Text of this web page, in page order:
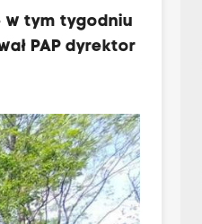
w tym tygodniu
PAP dyrektor